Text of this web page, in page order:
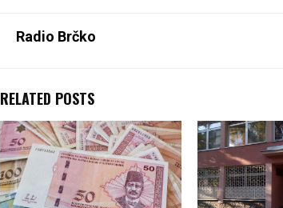
Radio Brčko
RELATED POSTS